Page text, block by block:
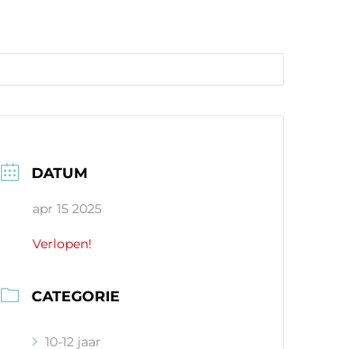
DATUM
apr 15 2025
Verlopen!
CATEGORIE
10-12 jaar